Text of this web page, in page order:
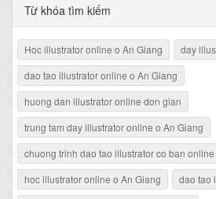
Từ khóa tìm kiếm
Hoc illustrator online o An Giang
day
dao tao illustrator online o An Giang
huong dan illustrator online don gian
trung tam day illustrator online o An Giang
chuong trinh dao tao illustrator co ban
hoc illustrator online o An Giang
dao tao